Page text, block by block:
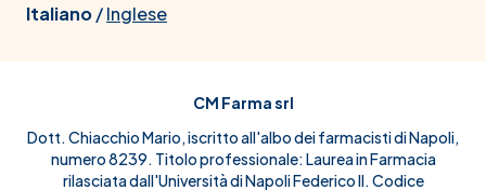
Italiano/Inglese
CM Farma srl
Dott. Chiacchio Mario, iscritto all'albo dei farmacisti di Napoli,
numero 8239. Titolo professionale: Laurea in Farmacia
rilasciata dall'Università di Napoli Federico II. Codice